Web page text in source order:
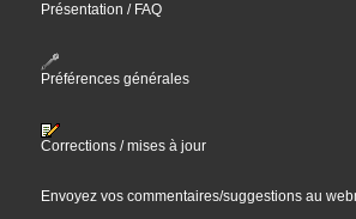
Présentation / FAQ
Préférences générales
Corrections / mises à jour
Envoyez vos commentaires/suggestions au